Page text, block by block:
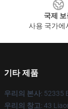
국제 보
사용 국가에
기타 제품
우리의 본사: 52335
우리의 창고: 43